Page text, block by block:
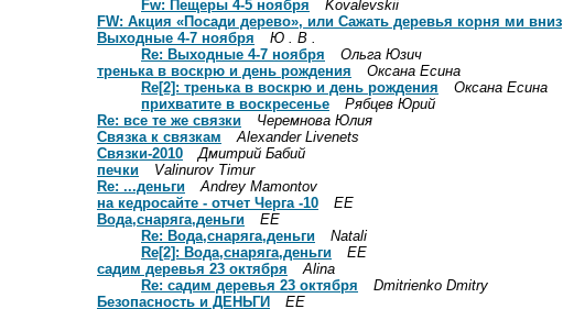
Fw: Пещеры 4-5 ноября
Kovalevskii
FW: Акция «Посади дерево», или Сажать деревья корня ми вниз
Выходные 4-7 ноября
Ю . В .
Re: Выходные 4-7 ноября
Ольга Юзич
тренька в воскрю и день рождения
Оксана Есина
Re[2]: тренька в воскрю и день рождения
Оксана Есина
прихватите в воскресенье
Рябцев Юрий
Re: все те же связки
Черемнова Юлия
Связка к связкам
Alexander Livenets
Связки-2010
Дмитрий Бабий
печки
Valinurov Timur
Re: ...деньги
Andrey Mamontov
на кедросайте - отчет Черга -10
ЕE
Вода,снаряга,деньги
ЕE
Re: Вода,снаряга,деньги
Natali
Re[2]: Вода,снаряга,деньги
ЕE
садим деревья 23 октября
Alina
Re: садим деревья 23 октября
Dmitrienko Dmitry
Безопасность и ДЕНЬГИ
ЕЕ